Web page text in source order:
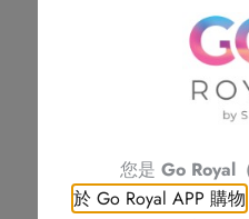
訂單一經確認，不可更改、取
請務必檢查所填資料，以確保
Royal Delights by Royal
此優惠之權利，恕不另行通知
如有任何爭議，Royal
您是 Go Royal
於 Go Royal APP 購物